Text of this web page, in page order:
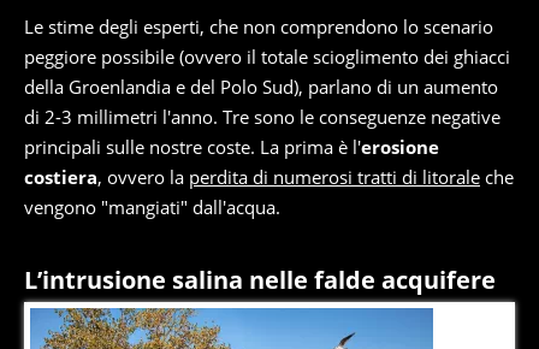
Le stime degli esperti, che non comprendono lo scenario
peggiore possibile (ovvero il totale scioglimento dei ghiacci
della Groenlandia e del Polo Sud), parlano di un aumento
di 2-3 millimetri l'anno. Tre sono le conseguenze negative
principali sulle nostre coste. La prima è l'erosione
costiera, ovvero la perdita di numerosi tratti di litorale che
vengono "mangiati" dall'acqua.
L’intrusione salina nelle falde acquifere